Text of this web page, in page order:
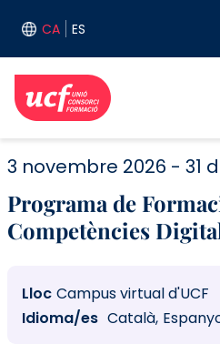
CA ES
3 novembre 2026 31
Programa de
Competències
Lloc Campus virtual d'UCF
Idioma/es Català